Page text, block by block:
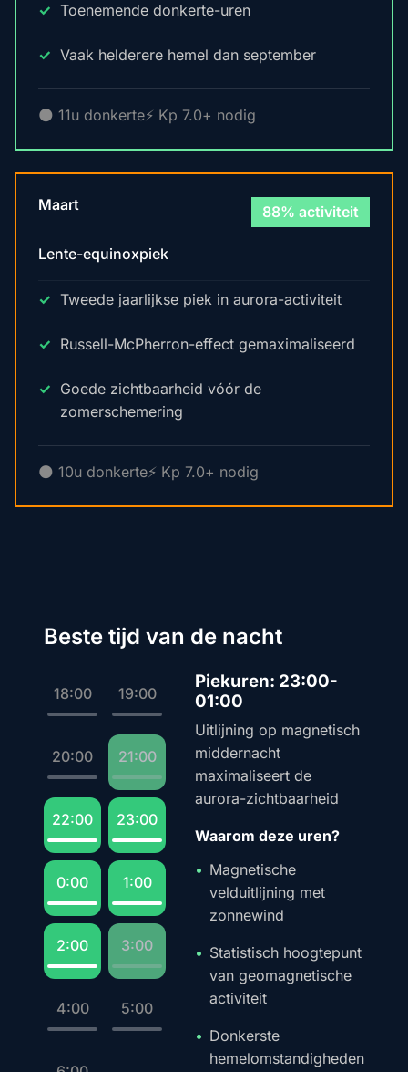
Toenemende donkerte-uren
Vaak helderere hemel dan september
🌑 11u donkerte⚡ Kp 7.0+ nodig
Maart 88% activiteit
Lente-equinoxpiek
Tweede jaarlijkse piek in aurora-activiteit
Russell-McPherron-effect gemaximaliseerd
Goede zichtbaarheid vóór de
zomerschemering
🌑 10u donkerte⚡ Kp 7.0+ nodig
Beste tijd van de nacht
18:00 19:00
20:00 21:00
22:00 23:00
0:00 1:00
2:00 3:00
4:00 5:00
Piekuren: 23:00-
01:00
Uitlijning op magnetisch
middernacht
maximaliseert de
aurora-zichtbaarheid
Waarom deze uren?
Magnetische
velduitlijning met
zonnewind
Statistisch hoogtepunt
van geomagnetische
activiteit
Donkerste
hemelomstandigheden